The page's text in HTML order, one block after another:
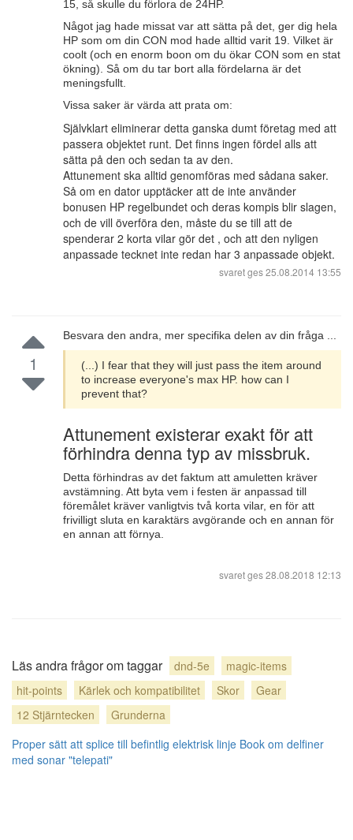
15, så skulle du förlora de 24HP.
Något jag hade missat var att sätta på det, ger dig hela
HP som om din CON mod hade alltid varit 19. Vilket är
coolt (och en enorm boon om du ökar CON som en stat
ökning). Så om du tar bort alla fördelarna är det
meningsfullt.
Vissa saker är värda att prata om:
Självklart eliminerar detta ganska dumt företag med att
passera objektet runt. Det finns ingen fördel alls att
sätta på den och sedan ta av den.
Attunement ska alltid genomföras med sådana saker.
Så om en dator upptäcker att de inte använder
bonusen HP regelbundet och deras kompis blir slagen,
och de vill överföra den, måste du se till att de
spenderar 2 korta vilar gör det , och att den nyligen
anpassade tecknet inte redan har 3 anpassade objekt.
svaret ges25.08.2014 13:55
1
Besvara den andra, mer specifika delen av din fråga ...
(...) I fear that they will just pass the item around
to increase everyone's max HP. how can I
prevent that?
Attunement existerar exakt för att
förhindra denna typ av missbruk.
Detta förhindras av det faktum att amuletten kräver
avstämning. Att byta vem i festen är anpassad till
föremålet kräver vanligtvis två korta vilar, en för att
frivilligt sluta en karaktärs avgörande och en annan för
en annan att förnya.
svaret ges28.08.2018 12:13
Läs andra frågor om taggar dnd-5e
magic-items
hit-points
Kärlek och kompatibilitet Skor
Gear
12 Stjärntecken
Grunderna
Proper sätt att splice till befintlig elektrisk linje Book om delfiner
med sonar "telepati"